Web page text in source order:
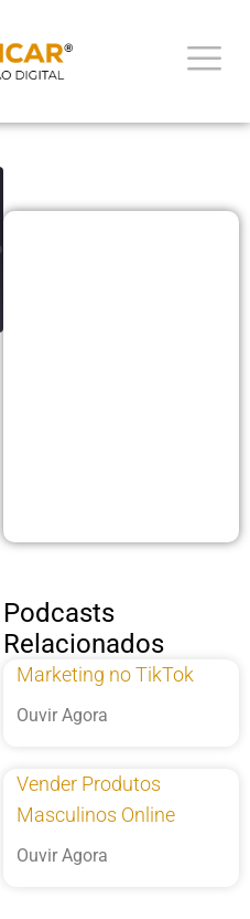
Podcasts
Relacionados
Marketing no TikTok
Ouvir Agora
Vender Produtos
Masculinos Online
Ouvir Agora